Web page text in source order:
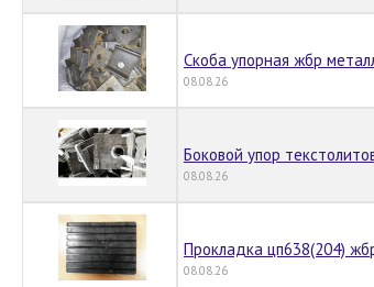
Скоба упорная жбр
08.08.26
Боковой упор
08.08.26
Прокладка цп638(204)
08.08.26